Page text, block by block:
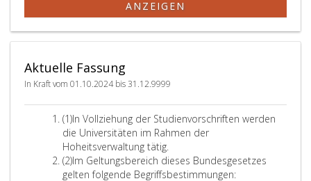
ANZEIGEN
Aktuelle Fassung
In Kraft vom 01.10.2024 bis 31.12.9999
(1)A
b
s
a
t
In Vollziehung der Studienvorschriften werden
die Universitäten im Rahmen der
Hoheitsverwaltung tätig.
(2)A
b
Im Geltungsbereich dieses Bundesgesetzes
gelten folgende Begriffsbestimmungen: